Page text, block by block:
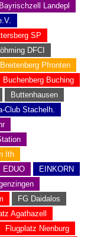
Bayrischzell Landepl
SP
DFCI
Breitenberg Pfronten
Buchenberg Buching
Buttenhausen
Club Stachelh.
Ith
EDUO
EINKORN
FG Daidalos
Agathazell
Flugplatz Nienburg